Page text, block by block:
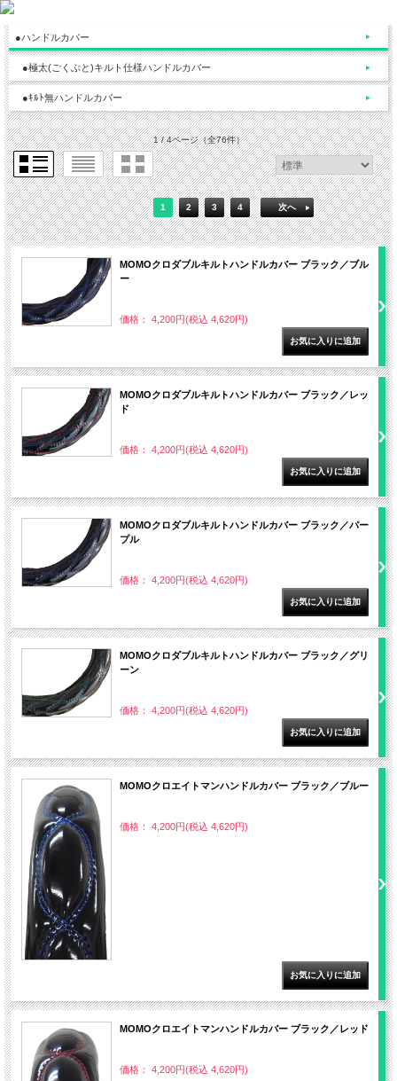
●ハンドルカバー
●極太(ごくぶと)キルト仕様ハンドルカバー
●ｷﾙﾄ無ハンドルカバー
1 / 4ページ（全76件）
1 2 3 4 次へ
MOMOクロダブルキルトハンドルカバー ブラック／ブル
ー
価格： 4,200円(税込 4,620円)
MOMOクロダブルキルトハンドルカバー ブラック／レッ
ド
価格： 4,200円(税込 4,620円)
MOMOクロダブルキルトハンドルカバー ブラック／パー
プル
価格： 4,200円(税込 4,620円)
MOMOクロダブルキルトハンドルカバー ブラック／グリ
ーン
価格： 4,200円(税込 4,620円)
MOMOクロエイトマンハンドルカバー ブラック／ブルー
価格： 4,200円(税込 4,620円)
MOMOクロエイトマンハンドルカバー ブラック／レッド
価格： 4,200円(税込 4,620円)